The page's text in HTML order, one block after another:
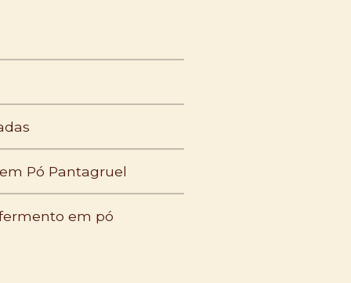
Pó Pantagruel
em pó